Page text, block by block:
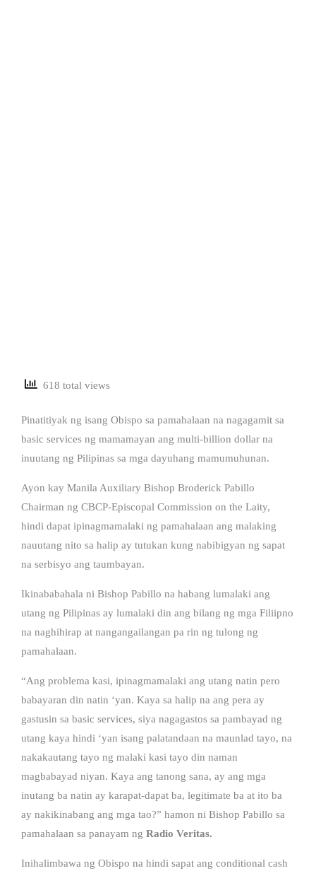
618 total views
Pinatitiyak ng isang Obispo sa pamahalaan na nagagamit sa
basic services ng mamamayan ang multi-billion dollar na
inuutang ng Pilipinas sa mga dayuhang mamumuhunan.
Ayon kay Manila Auxiliary Bishop Broderick Pabillo
Chairman ng CBCP-Episcopal Commission on the Laity,
hindi dapat ipinagmamalaki ng pamahalaan ang malaking
nauutang nito sa halip ay tutukan kung nabibigyan ng sapat
na serbisyo ang taumbayan.
Ikinababahala ni Bishop Pabillo na habang lumalaki ang
utang ng Pilipinas ay lumalaki din ang bilang ng mga Filiipno
na naghihirap at nangangailangan pa rin ng tulong ng
pamahalaan.
“Ang problema kasi, ipinagmamalaki ang utang natin pero
babayaran din natin ‘yan. Kaya sa halip na ang pera ay
gastusin sa basic services, siya nagagastos sa pambayad ng
utang kaya hindi ‘yan isang palatandaan na maunlad tayo, na
nakakautang tayo ng malaki kasi tayo din naman
magbabayad niyan. Kaya ang tanong sana, ay ang mga
inutang ba natin ay karapat-dapat ba, legitimate ba at ito ba
ay nakikinabang ang mga tao?” hamon ni Bishop Pabillo sa
pamahalaan sa panayam ng Radio Veritas.
Inihalimbawa ng Obispo na hindi sapat ang conditional cash